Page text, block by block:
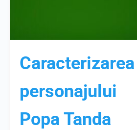
Caracterizarea
personajului
Popa Tanda